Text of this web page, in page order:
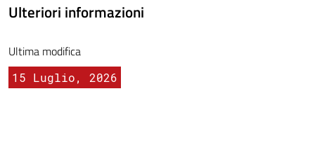
Ulteriori informazioni
Ultima modifica
15 Luglio, 2026